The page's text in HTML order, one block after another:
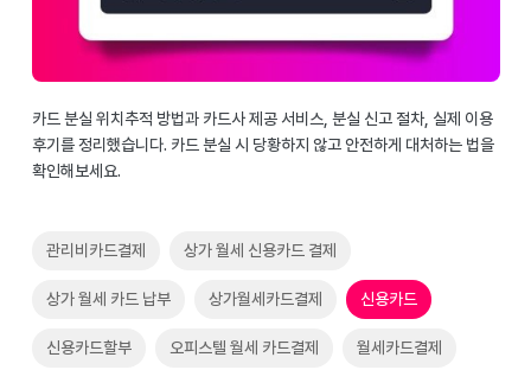
카드 분실 위치추적 방법과 카드사 제공 서비스, 분실 신고 절차, 실제 이용
후기를 정리했습니다. 카드 분실 시 당황하지 않고 안전하게 대처하는 법을
확인해보세요.
관리비카드결제 상가 월세 신용카드 결제
상가 월세 카드 납부 상가월세카드결제 신용카드
신용카드할부 오피스텔 월세 카드결제 월세카드결제